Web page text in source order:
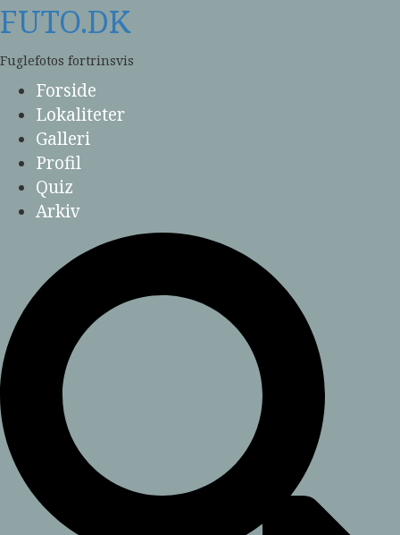
Skip
to
content
FUTO.DK
Fuglefotos fortrinsvis
Forside
Lokaliteter
Galleri
Profil
Quiz
Arkiv